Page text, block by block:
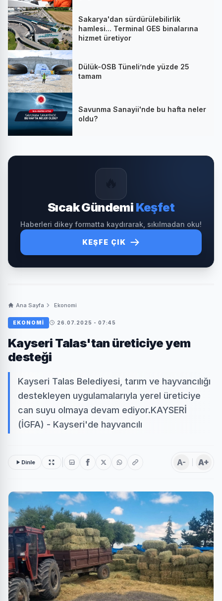
Sakarya'dan sürdürülebilirlik
hamlesi... Terminal GES binalarına
hizmet üretiyor
Dülük-OSB Tüneli’nde yüzde 25
tamam
Savunma Sanayii'nde bu hafta neler
oldu?
Sıcak Gündemi Keşfet
Haberleri dikey formatta kaydırarak, sıkılmadan oku!
KEŞFE ÇIK
Ana Sayfa Ekonomi
EKONOMI 26.07.2025 - 07:45
Kayseri Talas'tan üreticiye yem
desteği
Kayseri Talas Belediyesi, tarım ve hayvancılığı
destekleyen uygulamalarıyla yerel üreticiye
can suyu olmaya devam ediyor.KAYSERİ
(İGFA) - Kayseri'de hayvancılı
Dinle A- A+